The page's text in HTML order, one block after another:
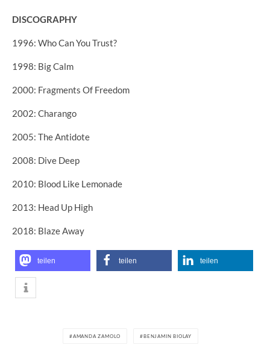
DISCOGRAPHY
1996: Who Can You Trust?
1998: Big Calm
2000: Fragments Of Freedom
2002: Charango
2005: The Antidote
2008: Dive Deep
2010: Blood Like Lemonade
2013: Head Up High
2018: Blaze Away
teilen teilen teilen
AMANDA ZAMOLO BENJAMIN BIOLAY